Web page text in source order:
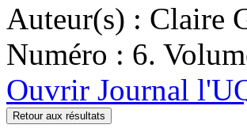
Auteur(s) : Claire
Numéro : 6.
Ouvrir Journal
Retour aux résultats